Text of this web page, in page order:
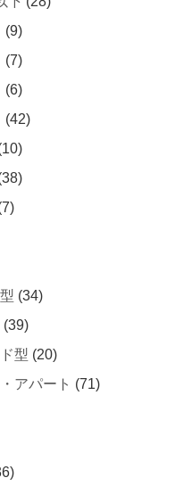
(9)
(7)
(6)
(42)
(34)
(39)
型 (20)
アパート (71)